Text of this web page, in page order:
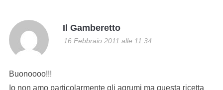
Il Gamberetto
16 Febbraio 2011 alle 11:34
Buonoooo!!!
Io non amo particolarmente gli agrumi ma questa ricetta